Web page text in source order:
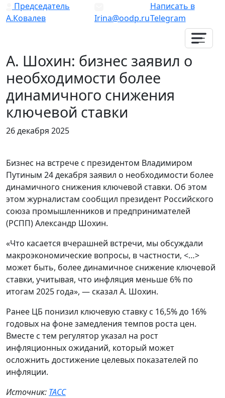
Председатель
А.Ковалев
Irina@oodp.ru
Написать в
Telegram
А. Шохин: бизнес заявил о
необходимости более
динамичного снижения
ключевой ставки
26 декабря 2025
Бизнес на встрече с президентом Владимиром
Путиным 24 декабря заявил о необходимости более
динамичного снижения ключевой ставки. Об этом
этом журналистам сообщил президент Российского
союза промышленников и предпринимателей
(РСПП) Александр Шохин.
«Что касается вчерашней встречи, мы обсуждали
макроэкономические вопросы, в частности, <…>
может быть, более динамичное снижение ключевой
ставки, учитывая, что инфляция меньше 6% по
итогам 2025 года», — сказал А. Шохин.
Ранее ЦБ понизил ключевую ставку с 16,5% до 16%
годовых на фоне замедления темпов роста цен.
Вместе с тем регулятор указал на рост
инфляционных ожиданий, который может
осложнить достижение целевых показателей по
инфляции.
Источник: ТАСС